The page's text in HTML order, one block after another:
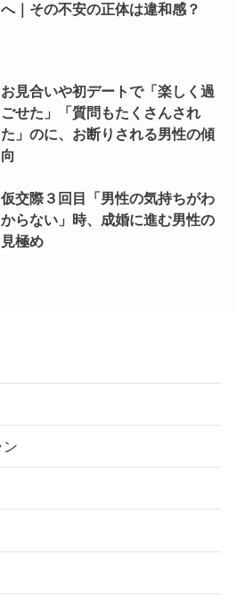
へ｜その不安の正体は違和感？
お見合いや初デートで「楽しく過
ごせた」「質問もたくさんされ
た」のに、お断りされる男性の傾
向
仮交際３回目「男性の気持ちがわ
からない」時、成婚に進む男性の
見極め
ン